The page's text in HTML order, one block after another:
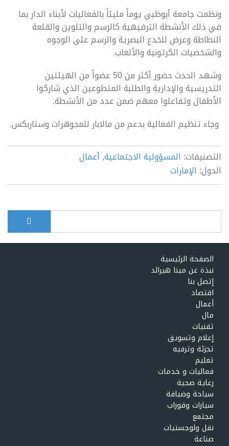
ونظمت جامعة أبوظبي يوماً مليئاً بالفعاليات لأبناء الدار بما
في ذلك الأنشطة الترفيهية كالرسم والتلوين والقلعة
النطاطة وعرض للخدع البصرية والرسم على الوجوه
والشخصيات الكرتونية والألعاب.
وشهد الحدث حضور أكثر من 50 عضواً من الهيئتين
التدريسية والإدارية والطلبة المتطوعين الذي شاركوا
الأطفال وتفاعلوا معهم ضمن عدد من الأنشطة.
وجاء تنظيم الفعالية بدعم من مالابار للمجوهرات وستاربكس.
التصنيفات:المسؤولية الاجتماعية,أعمال
الدول:الإمارات
Search form بحث
الصفحة الرئيسية
نبذة عن مينا هيرالد
إتصل بنا
اقتصاد
أعمال
مال
تقنيات
إعلام وتسويق
تجزئة وترفيه
تعليم
فعاليات و خدمات
رعاية صحية
سياحة وضيافة
سيارات وقوراب
مجتمع
نقل ولوجستيات
صناعة